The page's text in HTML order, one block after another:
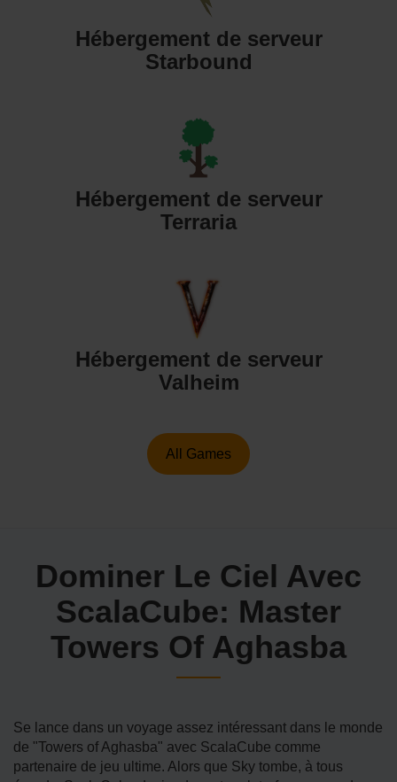
Hébergement de serveur
Starbound
Hébergement de serveur
Terraria
Hébergement de serveur
Valheim
All Games
Dominer Le Ciel Avec
ScalaCube: Master
Towers Of Aghasba
Se lance dans un voyage assez intéressant dans le monde
de "Towers of Aghasba" avec ScalaCube comme
partenaire de jeu ultime. Alors que Sky tombe, à tous